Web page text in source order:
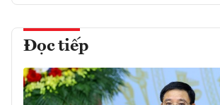
Đọc tiếp